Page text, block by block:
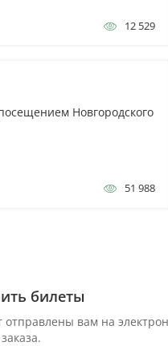
12 529
Новгородского
51 988
билеты
отправлены вам на